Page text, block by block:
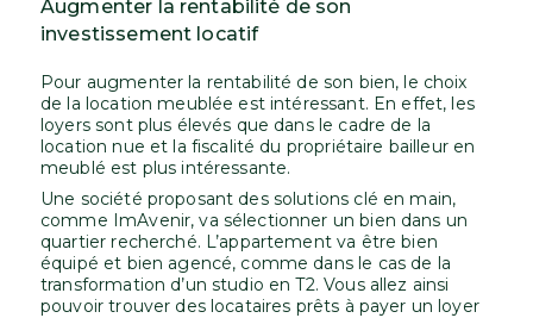
Augmenter la rentabilité de son
investissement locatif
Pour augmenter la rentabilité de son bien, le choix
de la location meublée est intéressant. En effet, les
loyers sont plus élevés que dans le cadre de la
location nue et la fiscalité du propriétaire bailleur en
meublé est plus intéressante.
Une société proposant des solutions clé en main,
comme ImAvenir, va sélectionner un bien dans un
quartier recherché. L’appartement va être bien
équipé et bien agencé, comme dans le cas de la
transformation d’un studio en T2. Vous allez ainsi
pouvoir trouver des locataires prêts à payer un loyer